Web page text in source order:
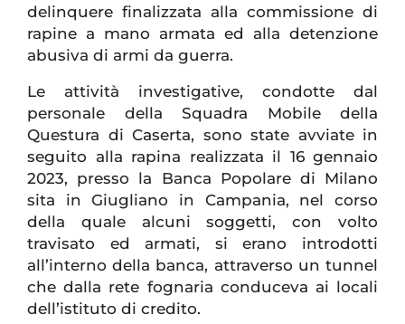
delinquere finalizzata alla commissione di
rapine a mano armata ed alla detenzione
abusiva di armi da guerra.
Le attività investigative, condotte dal
personale della Squadra Mobile della
Questura di Caserta, sono state avviate in
seguito alla rapina realizzata il 16 gennaio
2023, presso la Banca Popolare di Milano
sita in Giugliano in Campania, nel corso
della quale alcuni soggetti, con volto
travisato ed armati, si erano introdotti
all’interno della banca, attraverso un tunnel
che dalla rete fognaria conduceva ai locali
dell’istituto di credito.